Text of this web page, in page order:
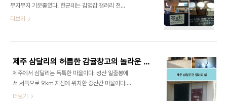
무지무지 기분좋았다. 한군데는 김영갑 갤러리 전시
관 뒷편에 있는 자그마한 카페이다. 폐교된 초등학교
한 이었다. 방수문제 때문에 지붕과 벽면 모두를 흰색
에폭시로 도배를 해놓았다. 아예 푹 담구었다가 끄집
어 낸 것 같았다. 실내에는 작은 무대도 있었다. 낯선
곳에서 보지않고 누군가로부터 신뢰받고 있다는 느
낌을 갖는 것, 아무런 대가나 이유없이 무조건적으로
더보기
제주 삼달리의 허름한 감귤창고의 놀라운 변신
제주에서 삼달리는 독특한 마을이다. 성산 일출봉에
서 서쪽으로 9㎞ 지점에 위치한 중산간 마을이다.
섭지코지 가는 길에 잠깐 들렀다. 두모악이 마을 입구
더보기